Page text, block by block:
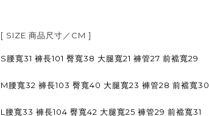
[ SIZE 商品尺寸／ CM ]
S腰寬31 褲長101 臀寬38 大腿寬21 褲管27 前襠寬29
M腰寬32 褲長103 臀寬40 大腿寬23 褲管28 前襠寬30
L腰寬33 褲長104 臀寬42 大腿寬25 褲管29 前襠寬31